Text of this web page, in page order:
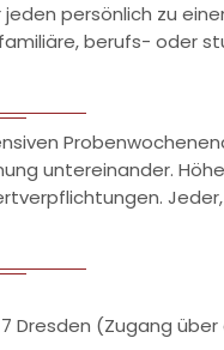
persönlich zu
berufs- oder
untereinander.
Dresden (Zugang